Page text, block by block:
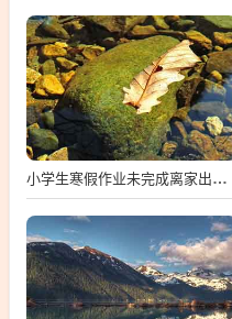
小学生寒假作业未完成离家出走，深度探究背后的原因与应对策略